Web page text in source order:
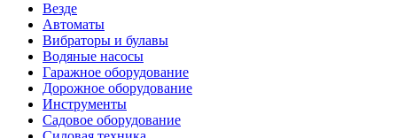
Везде
Автоматы
Вибраторы и булавы
Водяные насосы
Гаражное оборудование
Дорожное оборудование
Инструменты
Садовое оборудование